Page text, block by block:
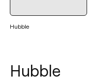
Hubble
Hubble